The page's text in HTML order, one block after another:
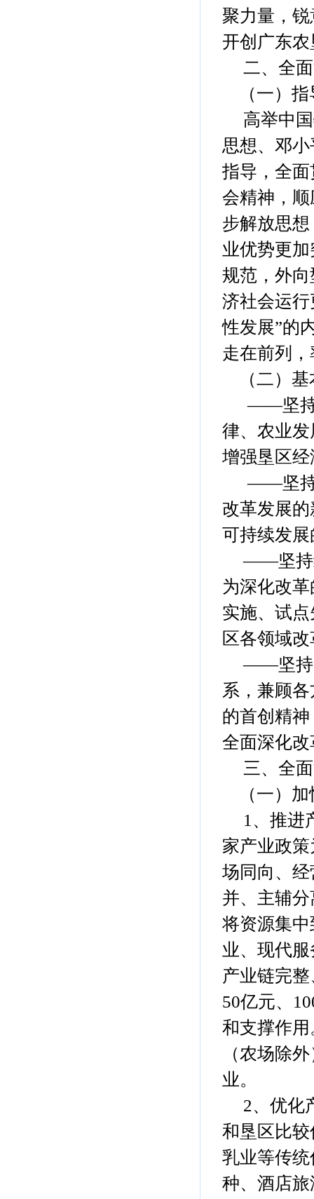
聚力量，
开创广东
二、全
（一）指
高举中国
思想、邓
指导，全
会精神，
步解放思
业优势更
规范，外
济社会运
性发展”的
走在前列
（二）基
——坚持
律、农业
增强垦区
——坚持
改革发展
可持续发
——坚持统
为深化改
实施、试
区各领域
——坚持以
系，兼顾
的首创精
全面深化
三、全面
（一）
1、推进
家产业政
场同向、
并、主辅
将资源集
业、现代
产业链完
50亿元、
和支撑作
（农场除
业。
2、优化
和垦区比
乳业等传
种、酒店